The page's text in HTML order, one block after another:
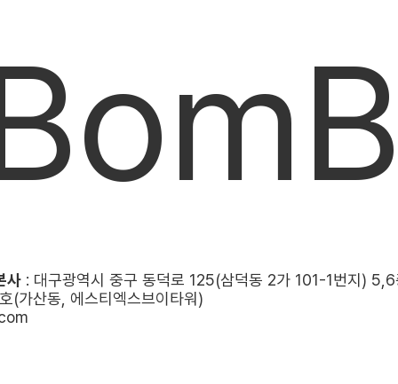
사 : 대구광역시 중구 동덕로 125(삼덕동 2가 101-1번지) 5,6
(가산동, 에스티엑스브이타워)